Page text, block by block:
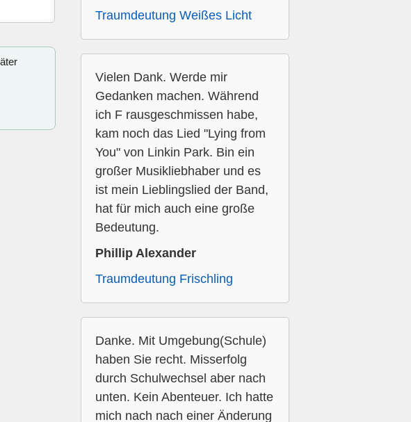
Traumdeutung Weißes Licht
Vielen Dank. Werde mir
Gedanken machen. Während
ich F rausgeschmissen habe,
kam noch das Lied "Lying from
You" von Linkin Park. Bin ein
großer Musikliebhaber und es
ist mein Lieblingslied der Band,
hat für mich auch eine große
Bedeutung.
Phillip Alexander
Traumdeutung Frischling
Danke. Mit Umgebung(Schule)
haben Sie recht. Misserfolg
durch Schulwechsel aber nach
unten. Kein Abenteuer. Ich hatte
mich nach nach einer Änderung